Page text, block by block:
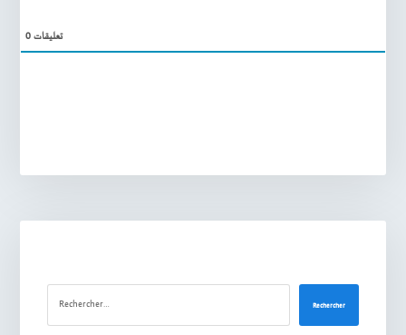
0تعليقات
Rechercher